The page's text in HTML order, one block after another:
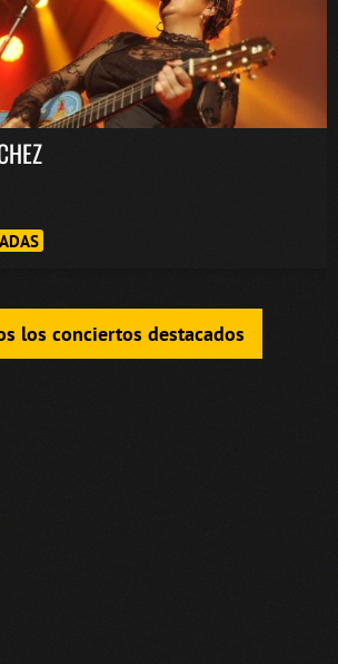
los conciertos destacados